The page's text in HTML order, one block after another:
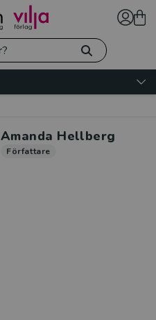
Amanda Hellberg
Författare